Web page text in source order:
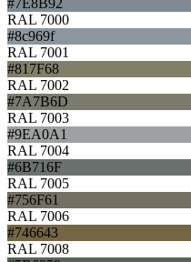
RAL 7000
#8c969f
RAL 7001
#817F68
RAL 7002
#7A7B6D
RAL 7003
#9EA0A1
RAL 7004
#6B716F
RAL 7005
#756F61
RAL 7006
#746643
RAL 7008